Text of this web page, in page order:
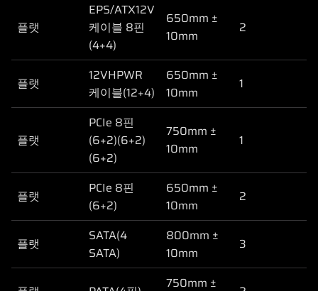
플랫
EPS/ATX12V
케이블 8핀
(4+4)
650mm ±
10mm
2
플랫
12VHPWR
케이블(12+4)
650mm ±
10mm
1
플랫
PCIe 8핀
(6+2)(6+2)
(6+2)
750mm ±
10mm
1
플랫
PCIe 8핀
(6+2)
650mm ±
10mm
2
플랫
SATA(4
SATA)
800mm ±
10mm
3
750mm ±